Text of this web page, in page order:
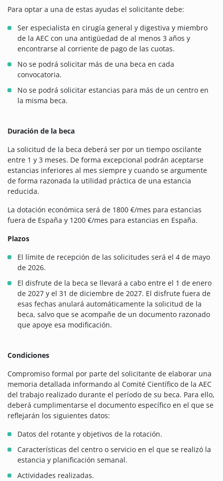
Para optar a una de estas ayudas el solicitante debe:
Ser especialista en cirugía general y digestiva y miembro
de la AEC con una antigüedad de al menos 3 años y
encontrarse al corriente de pago de las cuotas.
No se podrá solicitar más de una beca en cada
convocatoria.
No se podrá solicitar estancias para más de un centro en
la misma beca.
Duración de la beca
La solicitud de la beca deberá ser por un tiempo oscilante
entre 1 y 3 meses. De forma excepcional podrán aceptarse
estancias inferiores al mes siempre y cuando se argumente
de forma razonada la utilidad práctica de una estancia
reducida.
La dotación económica será de 1800 €/mes para estancias
fuera de España y 1200 €/mes para estancias en España.
Plazos
El límite de recepción de las solicitudes será el 4 de mayo
de 2026.
El disfrute de la beca se llevará a cabo entre el 1 de enero
de 2027 y el 31 de diciembre de 2027. El disfrute fuera de
esas fechas anulará automáticamente la solicitud de la
beca, salvo que se acompañe de un documento razonado
que apoye esa modificación.
Condiciones
Compromiso formal por parte del solicitante de elaborar una
memoria detallada informando al Comité Científico de la AEC
del trabajo realizado durante el período de su beca. Para ello,
deberá cumplimentarse el documento específico en el que se
reflejarán los siguientes datos:
Datos del rotante y objetivos de la rotación.
Características del centro o servicio en el que se realizó la
estancia y planificación semanal.
Actividades realizadas.